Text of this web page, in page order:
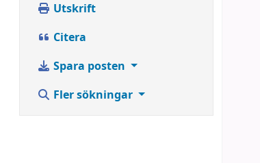
Utskrift
Citera
Spara posten
Fler sökningar